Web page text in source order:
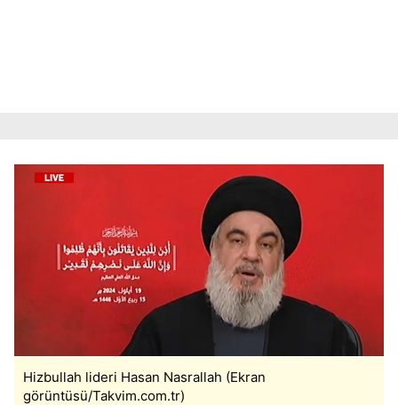
Hizbullah lideri Hasan Nasrallah (Ekran
görüntüsü/Takvim.com.tr)